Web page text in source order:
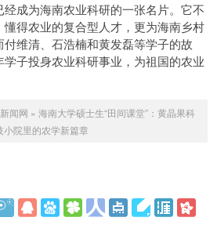
成为海南农业科研的一张名片。它不
得农业的复合型人才，更为海南乡村
维清、石浩楠和黄发磊等学子的故
子投身农业科研事业，为祖国的农业
闻网 » 海南大学硕士生“田间课堂”：黄晶果科
小院里的农学新篇章